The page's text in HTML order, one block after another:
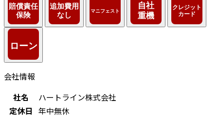
会社情報
社名
ハートライン株式会社
定休日 年中無休